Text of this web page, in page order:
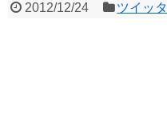
2012/12/24 ツイッ